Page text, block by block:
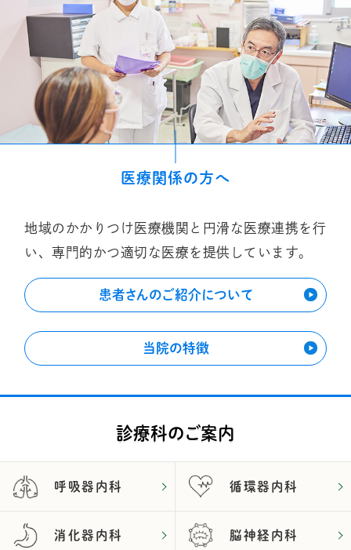
医療関係の方へ
地域のかかりつけ医療機関と円滑な医療連携を行
い、専門的かつ適切な医療を提供しています。
患者さんのご紹介について
当院の特徴
診療科のご案内
呼吸器内科 循環器内科
消化器内科 脳神経内科